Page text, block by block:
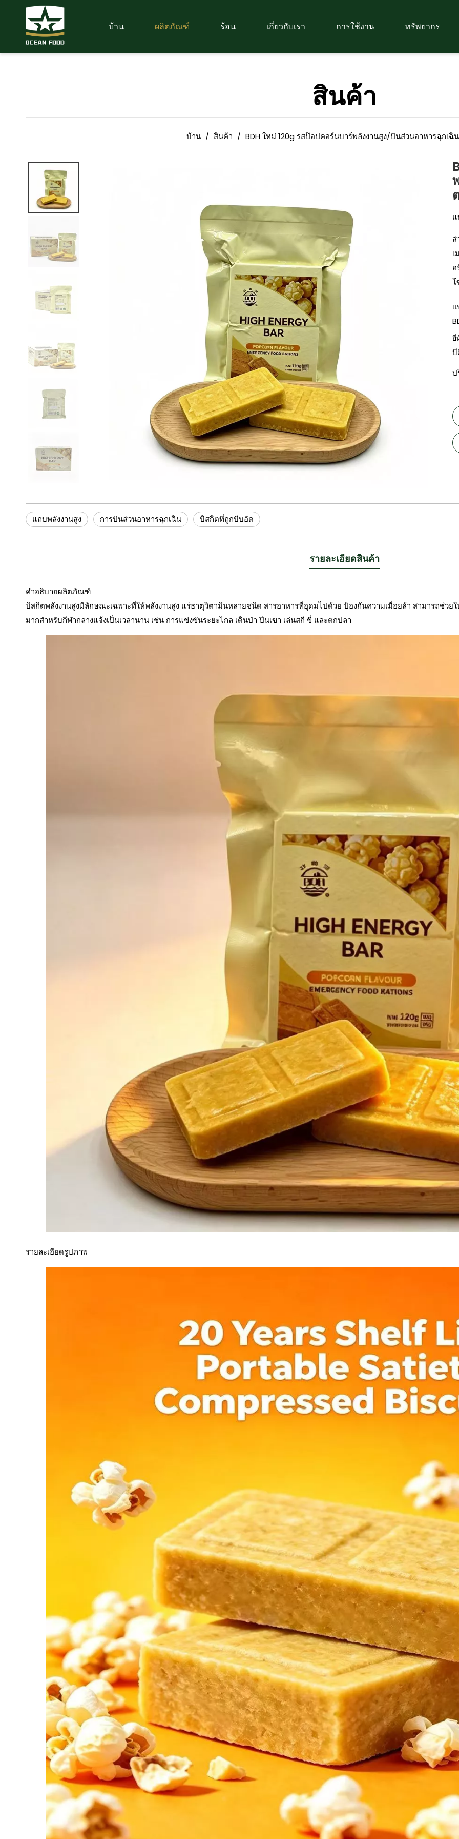
บ้าน ผลิตภัณฑ์ ร้อน เกี่ยวกับเรา การใช้งาน ทรัพยากร
สินค้า
บ้าน / สินค้า / BDH ใหม่ 120g รสป๊อปคอร์นบาร์พลังงานสูง/ปันส่วนอาหารฉุกเ
โ
แ
ยี่
บี
แถบพลังงานสูง การปันส่วนอาหารฉุกเฉิน บิสกิตที่ถูกบีบอัด
รายละเอียดสินค้า
คำอธิบายผลิตภัณฑ์
บิสกิตพลังงานสูงมีลักษณะเฉพาะที่ให้พลังงานสูง แร่ธาตุวิตามินหลายชนิด สารอาหารที่อุดมไปด้วย ป้องกันความเมื่อยล้า สามารถช่วยใ
มากสำหรับกีฬากลางแจ้งเป็นเวลานาน เช่น การแข่งขันระยะไกล เดินป่า ปีนเขา เล่นสกี ขี่ และตกปลา
รายละเอียดรูปภาพ